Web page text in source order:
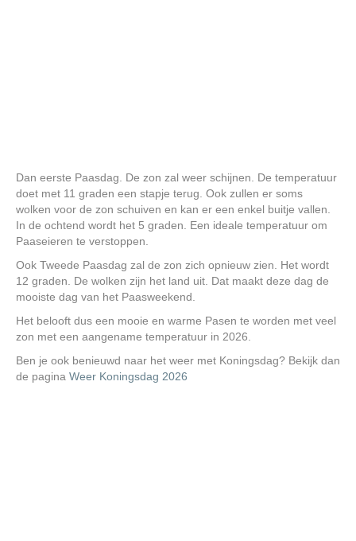
Dan eerste Paasdag. De zon zal weer schijnen. De temperatuur
doet met 11 graden een stapje terug. Ook zullen er soms
wolken voor de zon schuiven en kan er een enkel buitje vallen.
In de ochtend wordt het 5 graden. Een ideale temperatuur om
Paaseieren te verstoppen.
Ook Tweede Paasdag zal de zon zich opnieuw zien. Het wordt
12 graden. De wolken zijn het land uit. Dat maakt deze dag de
mooiste dag van het Paasweekend.
Het belooft dus een mooie en warme Pasen te worden met veel
zon met een aangename temperatuur in 2026.
Ben je ook benieuwd naar het weer met Koningsdag? Bekijk dan
de pagina Weer Koningsdag 2026